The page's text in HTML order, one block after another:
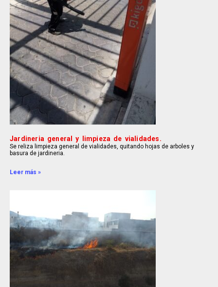
Jardineria general y limpieza de vialidades.
Se reliza limpieza general de vialidades, quitando hojas de arboles y
basura de jardineria.
Leer más »